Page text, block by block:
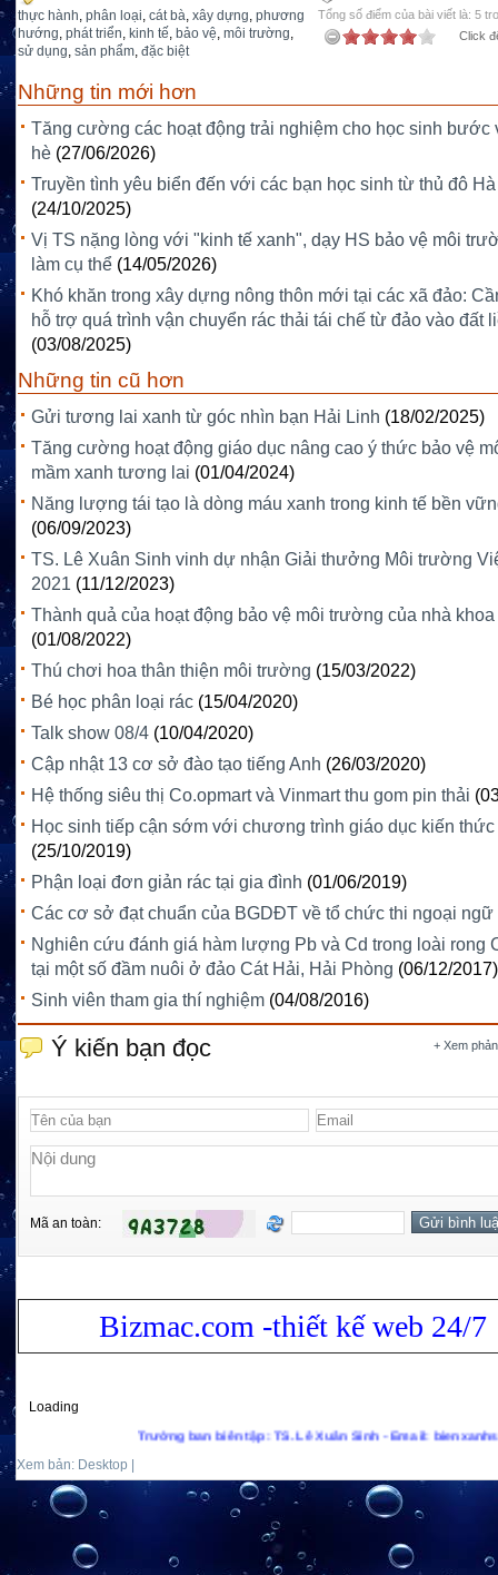
thực hành, phân loại, cát bà, xây dựng, phương
hướng, phát triển, kinh tế, bảo vệ, môi trường,
sử dụng, sản phẩm, đặc biệt
Tổng số điểm của bài viết là: 5
Click
Những tin mới hơn
Tăng cường các hoạt động trải nghiệm cho học sinh bước
hè (27/06/2026)
Truyền tình yêu biển đến với các bạn học sinh từ thủ đô
(24/10/2025)
Vị TS nặng lòng với "kinh tế xanh", dạy HS bảo vệ môi
làm cụ thể (14/05/2026)
Khó khăn trong xây dựng nông thôn mới tại các xã đảo:
hỗ trợ quá trình vận chuyển rác thải tái chế từ đảo vào đất
(03/08/2025)
Những tin cũ hơn
Gửi tương lai xanh từ góc nhìn bạn Hải Linh (18/02/2025)
Tăng cường hoạt động giáo dục nâng cao ý thức bảo vệ
mầm xanh tương lai (01/04/2024)
Năng lượng tái tạo là dòng máu xanh trong kinh tế bền
(06/09/2023)
TS. Lê Xuân Sinh vinh dự nhận Giải thưởng Môi trường
2021 (11/12/2023)
Thành quả của hoạt động bảo vệ môi trường của nhà
(01/08/2022)
Thú chơi hoa thân thiện môi trường (15/03/2022)
Bé học phân loại rác (15/04/2020)
Talk show 08/4 (10/04/2020)
Cập nhật 13 cơ sở đào tạo tiếng Anh (26/03/2020)
Hệ thống siêu thị Co.opmart và Vinmart thu gom pin thải
Học sinh tiếp cận sớm với chương trình giáo dục kiến
(25/10/2019)
Phận loại đơn giản rác tại gia đình (01/06/2019)
Các cơ sở đạt chuẩn của BGDĐT về tổ chức thi ngoại ngữ
Nghiên cứu đánh giá hàm lượng Pb và Cd trong loài rong
tại một số đầm nuôi ở đảo Cát Hải, Hải Phòng (06/12/2017)
Sinh viên tham gia thí nghiệm (04/08/2016)
+ Xem
Ý kiến bạn đọc
Mã an toàn:
Bizmac.com -thiết kế web 24/7
Loading
Trưởng ban biên tập: TS. Lê Xuân Sinh - Email:
Xem bản: Desktop |